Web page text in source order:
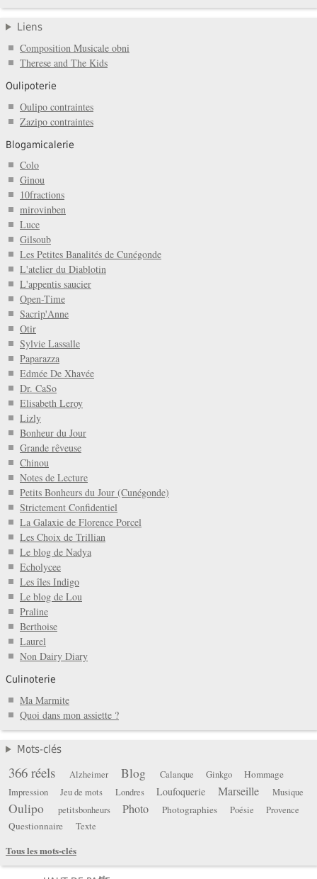
Liens
Composition Musicale obni
Therese and The Kids
Oulipoterie
Oulipo contraintes
Zazipo contraintes
Blogamicalerie
Colo
Ginou
10fractions
mirovinben
Luce
Gilsoub
Les Petites Banalités de Cunégonde
L'atelier du Diablotin
L'appentis saucier
Open-Time
Sacrip'Anne
Otir
Sylvie Lassalle
Paparazza
Edmée De Xhavée
Dr. CaSo
Elisabeth Leroy
Lizly
Bonheur du Jour
Grande rêveuse
Chinou
Notes de Lecture
Petits Bonheurs du Jour (Cunégonde)
Strictement Confidentiel
La Galaxie de Florence Porcel
Les Choix de Trillian
Le blog de Nadya
Echolycee
Les îles Indigo
Le blog de Lou
Praline
Berthoise
Laurel
Non Dairy Diary
Culinoterie
Ma Marmite
Quoi dans mon assiette ?
Mots-clés
366 réels Alzheimer Blog Calanque Ginkgo Hommage
Impression Jeu de mots Londres Loufoquerie Marseille Musique
Oulipo petitsbonheurs Photo Photographies Poésie Provence
Questionnaire Texte
Tous les mots-clés